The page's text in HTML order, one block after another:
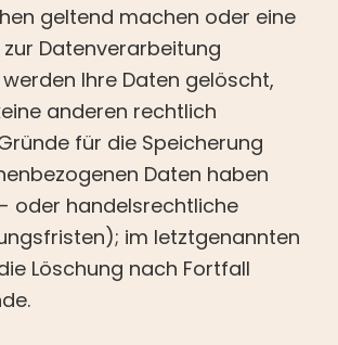
geltend machen oder eine
zur Datenverarbeitung
Ihre Daten gelöscht,
anderen rechtlich
für die Speicherung
Daten haben
oder handelsrechtliche
im letztgenannten
Löschung nach Fortfall